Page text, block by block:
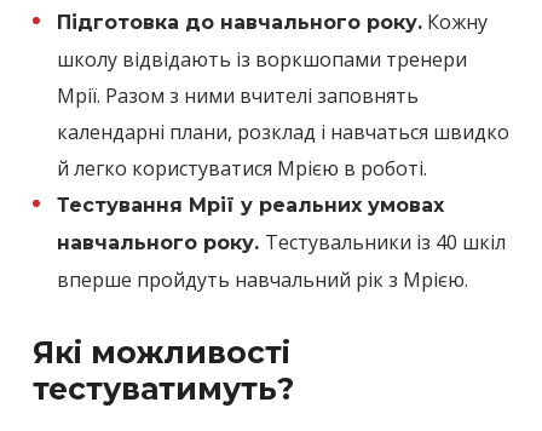
Підготовка до навчального року. Кожну
школу відвідають із воркшопами тренери
Мрії. Разом з ними вчителі заповнять
календарні плани, розклад і навчаться швидко
й легко користуватися Мрією в роботі.
Тестування Мрії у реальних умовах
навчального року. Тестувальники із 40 шкіл
вперше пройдуть навчальний рік з Мрією.
Які можливості
тестуватимуть?